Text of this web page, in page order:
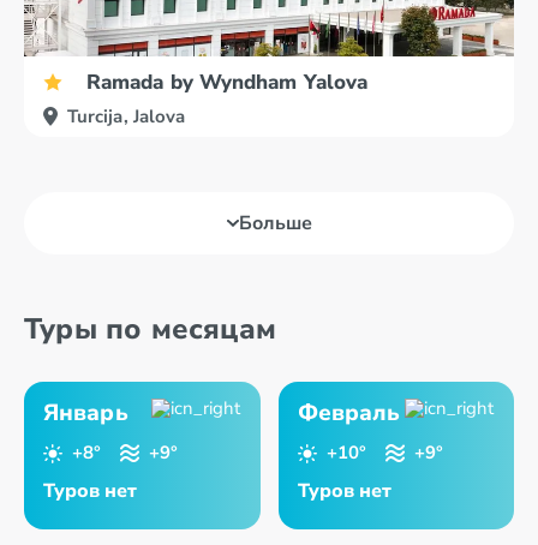
Ramada by Wyndham Yalova
Turcija, Jalova
Больше
Туры по месяцам
Январь
+8° +9°
Туров нет
Февраль
+10° +9°
Туров нет